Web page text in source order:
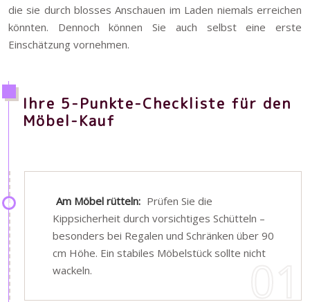
die sie durch blosses Anschauen im Laden niemals erreichen
könnten. Dennoch können Sie auch selbst eine erste
Einschätzung vornehmen.
Ihre 5-Punkte-Checkliste für den
Möbel-Kauf
Am Möbel rütteln: Prüfen Sie die
Kippsicherheit durch vorsichtiges Schütteln –
besonders bei Regalen und Schränken über 90
cm Höhe. Ein stabiles Möbelstück sollte nicht
wackeln.